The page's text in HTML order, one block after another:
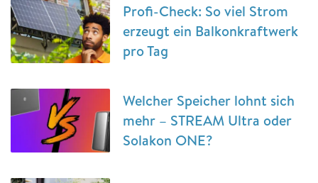
Profi-Check: So viel Strom
erzeugt ein Balkonkraftwerk
pro Tag
Welcher Speicher lohnt sich
mehr – STREAM Ultra oder
Solakon ONE?